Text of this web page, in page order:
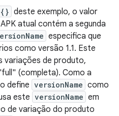
{} deste exemplo, o valor
atual contém a segunda
especifica que
como versão 1.1. Este
variações de produto,
(completa). Como a
define versionName como
este versionName em
de variação do produto